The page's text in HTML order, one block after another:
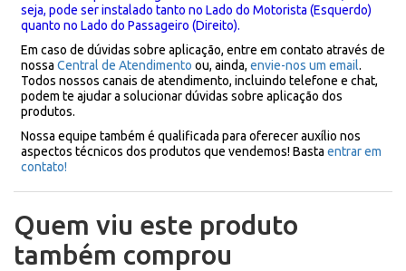
seja, pode ser instalado tanto no Lado do Motorista (Esquerdo)
quanto no Lado do Passageiro (Direito).
Em caso de dúvidas sobre aplicação, entre em contato através de
nossa Central de Atendimento ou, ainda, envie-nos um email.
Todos nossos canais de atendimento, incluindo telefone e chat,
podem te ajudar a solucionar dúvidas sobre aplicação dos
produtos.
Nossa equipe também é qualificada para oferecer auxílio nos
aspectos técnicos dos produtos que vendemos! Basta entrar em
contato!
Quem viu este produto
também comprou